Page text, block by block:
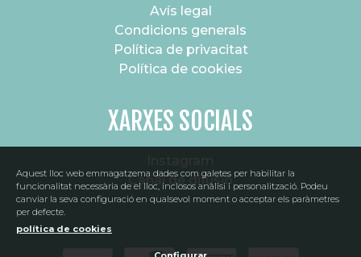
Avís legal
Condicions generals
Política de privacitat
Política de cookies
XARXES SOCIALS
Canal de difusió
Aquest lloc web emmagatzema dades com galetes per habilitar la
funcionalitat necessària de el lloc, inclosos anàlisi i personalització. Podeu
canviar la seva configuració en qualsevol moment o acceptar els paràmetres
per defecte.
política de cookies